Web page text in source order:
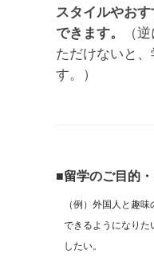
スタイルやお
できます。
（
ただけないと
す。）
■留学のご目的
（例）外国人と趣
できるようになりた
したい。